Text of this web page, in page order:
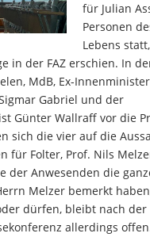
für Julian
Personen
Lebens
in der FAZ erschien. In
MdB, Ex-
Gabriel und der
Günter Wallraff vor die
sich die vier auf die
für Folter, Prof. Nils
der Anwesenden die
Melzer bemerkt
dürfen, bleibt nach
allerdings